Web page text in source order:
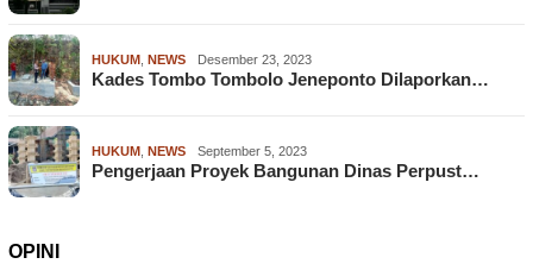
HUKUM NEWS Desember 23, 2023
Kades Tombo Tombolo Jeneponto Dilaporkan…
HUKUM NEWS September 5, 2023
Pengerjaan Proyek Bangunan Dinas Perpust…
OPINI